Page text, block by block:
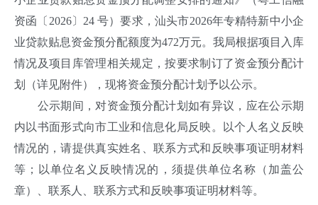
资函〔2026〕24 号）要求，汕头市2026年专精特新中小企
业贷款贴息资金预分配额度为472万元。我局根据项目入库
情况及项目库管理相关规定，按要求制订了资金预分配计
划（详见附件），现将资金预分配计划予以公示。
公示期间，对资金预分配计划如有异议，应在公示期
内以书面形式向市工业和信息化局反映。以个人名义反映
情况的，请提供真实姓名、联系方式和反映事项证明材料
等；以单位名义反映情况的，须提供单位名称（加盖公
章）、联系人、联系方式和反映事项证明材料等。